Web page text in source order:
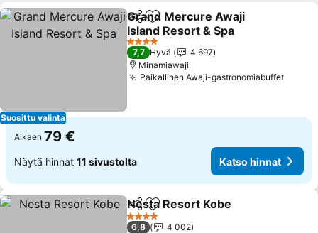
Suosittu valinta
Jaa Lisää suosikkeihin
Grand Mercure Awaji
Island Resort & Spa
4 Tähtiluokitus
7,7 Hyvä
4 697
Minamiawaji
Paikallinen Awaji-gastronomiabuffet
Alkaen 79 €
Näytä hinnat 11 sivustolta Katso hinnat
Jaa Lisää suosikkeihin
Nesta Resort Kobe
4 Tähtiluokitus
6,8
4 002